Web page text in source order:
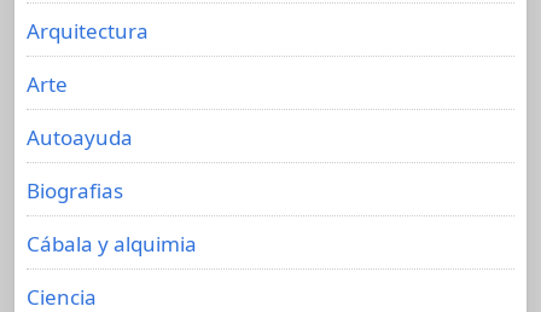
Arquitectura
Arte
Autoayuda
Biografias
Cábala y alquimia
Ciencia